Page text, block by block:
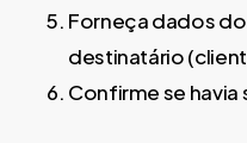
Forneça dados
destinatário
Confirme se